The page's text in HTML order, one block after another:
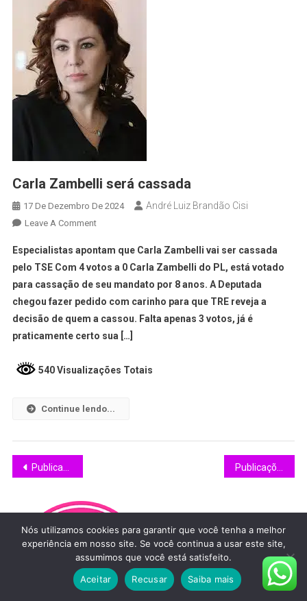
Carla Zambelli será cassada
17 De Dezembro De 2024 André Luiz Brandão Cisi
Leave A Comment
Especialistas apontam que Carla Zambelli vai ser cassada
pelo TSE Com 4 votos a 0 Carla Zambelli do PL, está votado
para cassação de seu mandato por 8 anos. A Deputada
chegou fazer pedido com carinho para que TRE reveja a
decisão de quem a cassou. Falta apenas 3 votos, já é
praticamente certo sua […]
540 Visualizações Totais
Continue lendo...
Publicações mais antigas
Nós utilizamos cookies para garantir que você tenha a melhor
experiência em nosso site. Se você continua a usar este site,
assumimos que você está satisfeito.
Aceitar
Recusar Saiba mais